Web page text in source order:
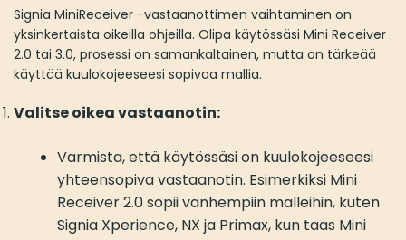
Signia MiniReceiver -vastaanottimen vaihtaminen on
yksinkertaista oikeilla ohjeilla. Olipa käytössäsi Mini Receiver
2.0 tai 3.0, prosessi on samankaltainen, mutta on tärkeää
käyttää kuulokojeeseesi sopivaa mallia.
Valitse oikea vastaanotin:
Varmista, että käytössäsi on kuulokojeeseesi
yhteensopiva vastaanotin. Esimerkiksi Mini
Receiver 2.0 sopii vanhempiin malleihin, kuten
Signia Xperience, NX ja Primax, kun taas Mini